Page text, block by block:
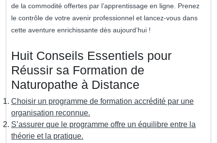
de la commodité offertes par l’apprentissage en ligne. Prenez
le contrôle de votre avenir professionnel et lancez-vous dans
cette aventure enrichissante dès aujourd’hui !
Huit Conseils Essentiels pour
Réussir sa Formation de
Naturopathe à Distance
Choisir un programme de formation accrédité par une
organisation reconnue.
S’assurer que le programme offre un équilibre entre la
théorie et la pratique.